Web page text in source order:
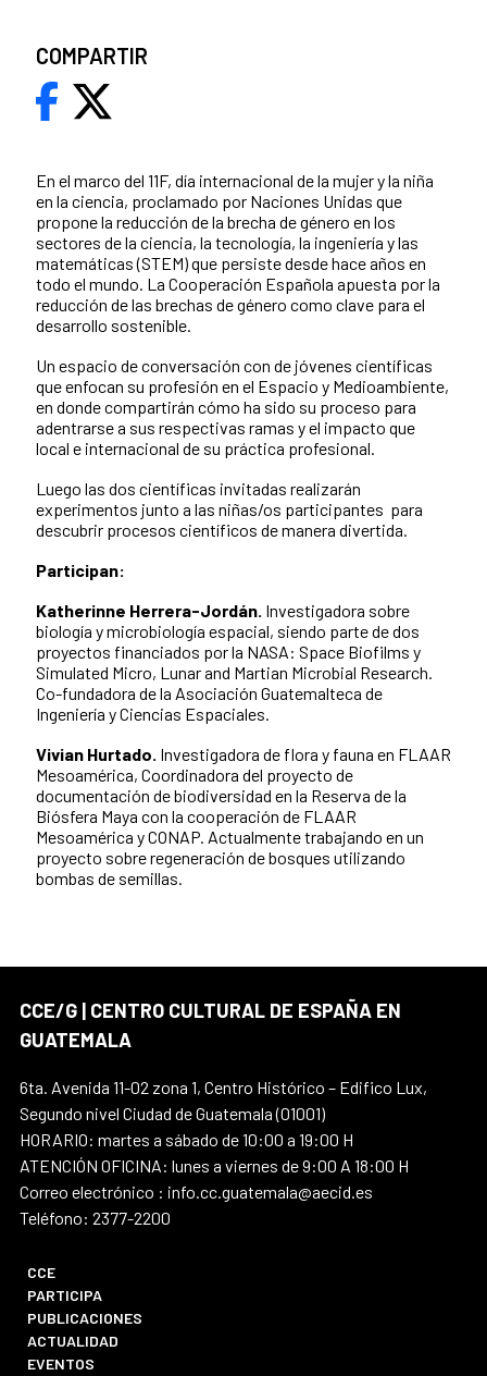
En el marco del 11F, día internacional de la mujer y la niña
en la ciencia, proclamado por Naciones Unidas que
propone la reducción de la brecha de género en los
sectores de la ciencia, la tecnología, la ingeniería y las
matemáticas (STEM) que persiste desde hace años en
todo el mundo. La Cooperación Española apuesta por la
reducción de las brechas de género como clave para el
desarrollo sostenible.
Un espacio de conversación con de jóvenes científicas
que enfocan su profesión en el Espacio y Medioambiente,
en donde compartirán cómo ha sido su proceso para
adentrarse a sus respectivas ramas y el impacto que
local e internacional de su práctica profesional.
Luego las dos científicas invitadas realizarán
experimentos junto a las niñas/os participantes para
descubrir procesos científicos de manera divertida.
Participan:
Katherinne Herrera-Jordán. Investigadora sobre
biología y microbiología espacial, siendo parte de dos
proyectos financiados por la NASA: Space Biofilms y
Simulated Micro, Lunar and Martian Microbial Research.
Co-fundadora de la Asociación Guatemalteca de
Ingeniería y Ciencias Espaciales.
Vivian Hurtado. Investigadora de flora y fauna en FLAAR
Mesoamérica, Coordinadora del proyecto de
documentación de biodiversidad en la Reserva de la
Biósfera Maya con la cooperación de FLAAR
Mesoamérica y CONAP. Actualmente trabajando en un
proyecto sobre regeneración de bosques utilizando
bombas de semillas.
COMPARTIR
CCE/G | CENTRO CULTURAL DE ESPAÑA EN
GUATEMALA
6ta. Avenida 11-02 zona 1, Centro Histórico – Edifico Lux,
Segundo nivel Ciudad de Guatemala (01001)
HORARIO: martes a sábado de 10:00 a 19:00 H
ATENCIÓN OFICINA: lunes a viernes de 9:00 A 18:00 H
Correo electrónico : info.cc.guatemala@aecid.es
Teléfono: 2377-2200
CCE
PARTICIPA
PUBLICACIONES
ACTUALIDAD
EVENTOS